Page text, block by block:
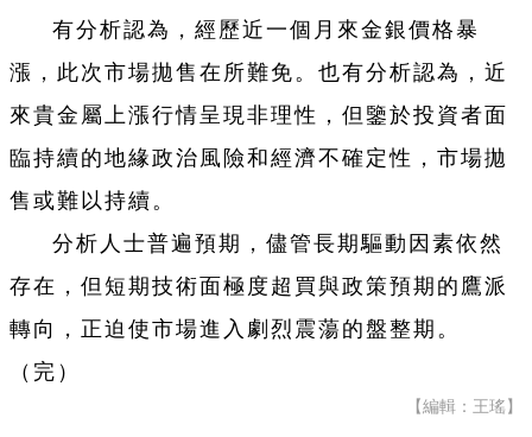
有分析認為，經歷近一個月來金銀價格暴
漲，此次市場拋售在所難免。也有分析認為，近
來貴金屬上漲行情呈現非理性，但鑒於投資者面
臨持續的地緣政治風險和經濟不確定性，市場拋
售或難以持續。
分析人士普遍預期，儘管長期驅動因素依然
存在，但短期技術面極度超買與政策預期的鷹派
轉向，正迫使市場進入劇烈震蕩的盤整期。
（完）
【編輯：王瑤】